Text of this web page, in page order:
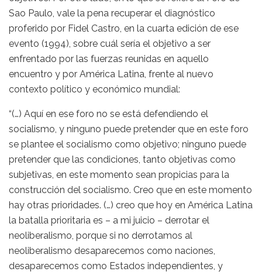
Sao Paulo, vale la pena recuperar el diagnóstico
proferido por Fidel Castro, en la cuarta edición de ese
evento (1994), sobre cuál sería el objetivo a ser
enfrentado por las fuerzas reunidas en aquello
encuentro y por América Latina, frente al nuevo
contexto político y económico mundial:
“(…) Aquí en ese foro no se está defendiendo el
socialismo, y ninguno puede pretender que en este foro
se plantee el socialismo como objetivo; ninguno puede
pretender que las condiciones, tanto objetivas como
subjetivas, en este momento sean propicias para la
construcción del socialismo. Creo que en este momento
hay otras prioridades. (…) creo que hoy en América Latina
la batalla prioritaria es – a mi juicio – derrotar el
neoliberalismo, porque si no derrotamos al
neoliberalismo desaparecemos como naciones,
desaparecemos como Estados independientes, y